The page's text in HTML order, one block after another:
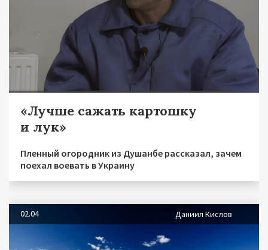
«Лучше сажать картошку
и лук»
Пленный огородник из Душанбе рассказал, зачем
поехал воевать в Украину
02.04 Даниил Кислов